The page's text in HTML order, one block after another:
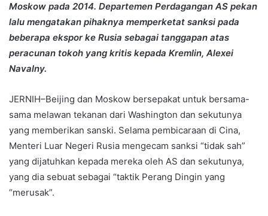
Moskow pada 2014. Departemen Perdagangan AS pekan
lalu mengatakan pihaknya memperketat sanksi pada
beberapa ekspor ke Rusia sebagai tanggapan atas
peracunan tokoh yang kritis kepada Kremlin, Alexei
Navalny.
JERNIH–Beijing dan Moskow bersepakat untuk bersama-
sama melawan tekanan dari Washington dan sekutunya
yang memberikan sanski. Selama pembicaraan di Cina,
Menteri Luar Negeri Rusia mengecam sanksi “tidak sah”
yang dijatuhkan kepada mereka oleh AS dan sekutunya,
yang dia sebuat sebagai “taktik Perang Dingin yang
“merusak”.